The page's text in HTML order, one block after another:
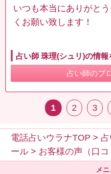
いつも本当にありがと
くお願い致します！
占い師 珠理(シュリ)の情報
占い師のプ
1 2 3
電話占いウラナTOP >
ール > お客様の声（口コ
メ